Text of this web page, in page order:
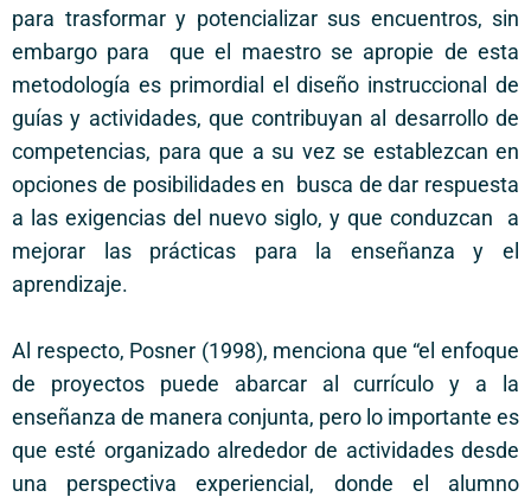
para trasformar y potencializar sus encuentros, sin
embargo para que el maestro se apropie de esta
metodología es primordial el diseño instruccional de
guías y actividades, que contribuyan al desarrollo de
competencias, para que a su vez se establezcan en
opciones de posibilidades en busca de dar respuesta
a las exigencias del nuevo siglo, y que conduzcan a
mejorar las prácticas para la enseñanza y el
aprendizaje.
Al respecto, Posner (1998), menciona que “el enfoque
de proyectos puede abarcar al currículo y a la
enseñanza de manera conjunta, pero lo importante es
que esté organizado alrededor de actividades desde
una perspectiva experiencial, donde el alumno